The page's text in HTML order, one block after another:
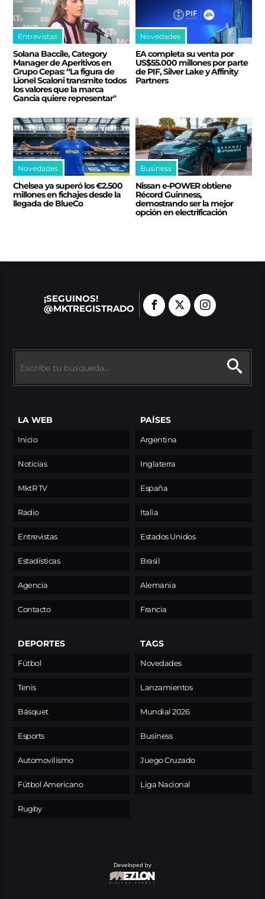
Entrevistas
Solana Baccile, Category
Manager de Aperitivos en
Grupo Cepas: “La figura de
Lionel Scaloni transmite todos
los valores que la marca
Gancia quiere representar"
Novedades
EA completa su venta por
US$55.000 millones por parte
de PIF, Silver Lake y Affinity
Partners
Novedades
Chelsea ya superó los €2.500
millones en fichajes desde la
llegada de BlueCo
Business
Nissan e‑POWER obtiene
Récord Guinness,
demostrando ser la mejor
opción en electrificación
¡SEGUINOS!
@MKTREGISTRADO
LA WEB
Inicio
Noticias
MktR TV
Radio
Entrevistas
Estadísticas
Agencia
Contacto
PAÍSES
Argentina
Inglaterra
España
Italia
Estados Unidos
Brasil
Alemania
Francia
DEPORTES
Fútbol
Tenis
Básquet
Esports
Automovilismo
Fútbol Americano
Rugby
TAGS
Novedades
Lanzamientos
Mundial 2026
Business
Juego Cruzado
Liga Nacional
Developed by